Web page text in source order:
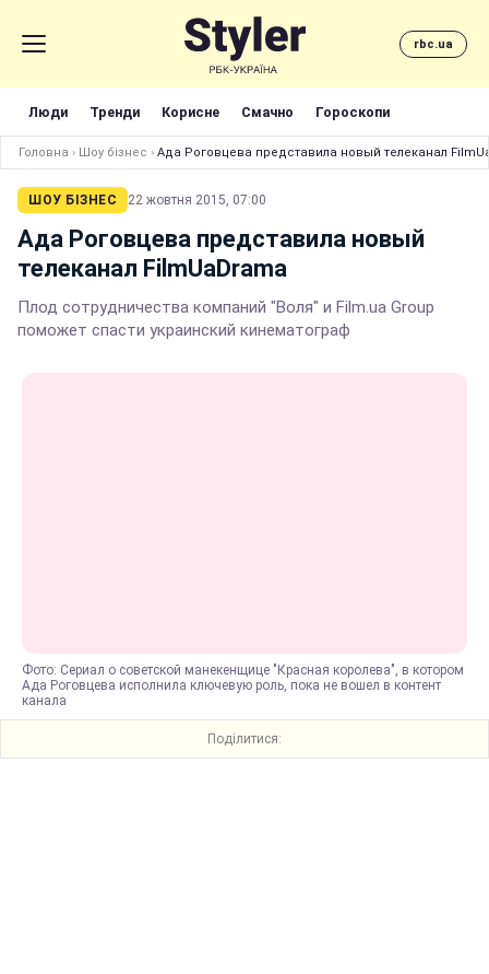
rbc.ua
Люди Тренди Корисне Смачно Гороскопи
Головна › Шоу бізнес › Ада Роговцева представила новый телеканал
ШОУ БІЗНЕС 22 жовтня 2015, 07:00
Ада Роговцева представила новый
телеканал FilmUaDrama
Плод сотрудничества компаний "Воля" и Film.ua Group
поможет спасти украинский кинематограф
Фото: Сериал о советской манекенщице "Красная королева", в котором
Ада Роговцева исполнила ключевую роль, пока не вошел в контент
канала
Поділитися: